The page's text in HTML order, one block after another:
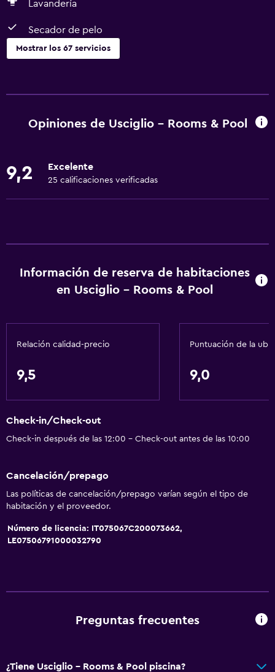
Lavandería
Secador de pelo
Mostrar los 67 servicios
Wifi gratis
Toallas
Adaptador
Gel de ducha
Habitaciones insonorizadas
Insonorización
Piso de mosaico/mármol
Vista a la piscina
Espacio de almacenamiento
Secador de pelo
Opiniones de Usciglio - Rooms & Pool
9,2 Excelente
25 calificaciones verificadas
Información de reserva de habitaciones
en Usciglio - Rooms & Pool
Relación calidad-precio
9,5
Puntuación de la
9,0
Check-in/Check-out
Check-in después de las 12:00 - Check-out antes de las 10:00
Cancelación/prepago
Las políticas de cancelación/prepago varían según el tipo de
habitación y el proveedor.
Número de licencia: IT075067C200073662,
LE07506791000032790
Preguntas frecuentes
¿Tiene Usciglio - Rooms & Pool piscina?